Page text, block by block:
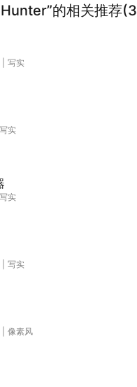
的相关推荐
写实
写实
写实
写实
像素风